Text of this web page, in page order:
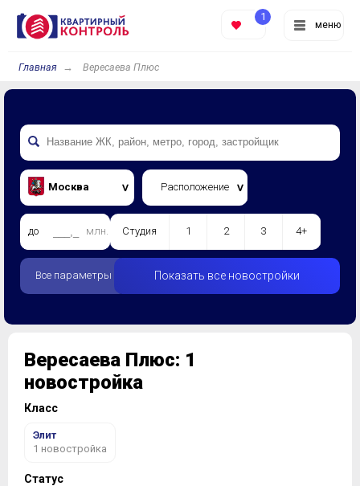
меню
1
Главная Вересаева Плюс
Москва Расположение
до млн. Студия 1 2 3 4+
Все параметры Показать все новостройки
Вересаева Плюс: 1
новостройка
Класс
Элит
1 новостройка
Статус